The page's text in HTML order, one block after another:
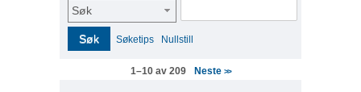
Søk
Søk Søketips Nullstill
1–10 av 209 Neste >>